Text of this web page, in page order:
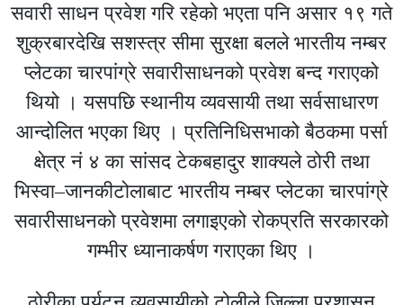
सवारी साधन प्रवेश गरि रहेको भएता पनि असार १९ गते
शुक्रबारदेखि सशस्त्र सीमा सुरक्षा बलले भारतीय नम्बर
प्लेटका चारपांग्रे सवारीसाधनको प्रवेश बन्द गराएको
थियो । यसपछि स्थानीय व्यवसायी तथा सर्वसाधारण
आन्दोलित भएका थिए । प्रतिनिधिसभाको बैठकमा पर्सा
क्षेत्र नं ४ का सांसद टेकबहादुर शाक्यले ठोरी तथा
भिस्वा–जानकीटोलाबाट भारतीय नम्बर प्लेटका चारपांग्रे
सवारीसाधनको प्रवेशमा लगाइएको रोकप्रति सरकारको
गम्भीर ध्यानाकर्षण गराएका थिए ।